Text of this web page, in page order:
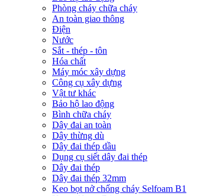
Phòng cháy chữa cháy
An toàn giao thông
Điện
Nước
Sắt - thép - tôn
Hóa chất
Máy móc xây dựng
Công cụ xây dựng
Vật tư khác
Bảo hộ lao động
Bình chữa cháy
Dây đai an toàn
Dây thừng dù
Dây đai thép dầu
Dụng cụ siết dây đai thép
Dây đai thép
Dây đai thép 32mm
Keo bọt nở chống cháy Selfoam B1